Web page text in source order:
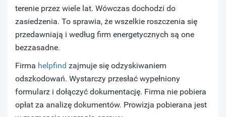
terenie przez wiele lat. Wówczas dochodzi do
zasiedzenia. To sprawia, że wszelkie roszczenia się
przedawniają i według firm energetycznych są one
bezzasadne.
Firma helpfind zajmuje się odzyskiwaniem
odszkodowań. Wystarczy przesłać wypełniony
formularz i dołączyć dokumentację. Firma nie pobiera
opłat za analizę dokumentów. Prowizja pobierana jest